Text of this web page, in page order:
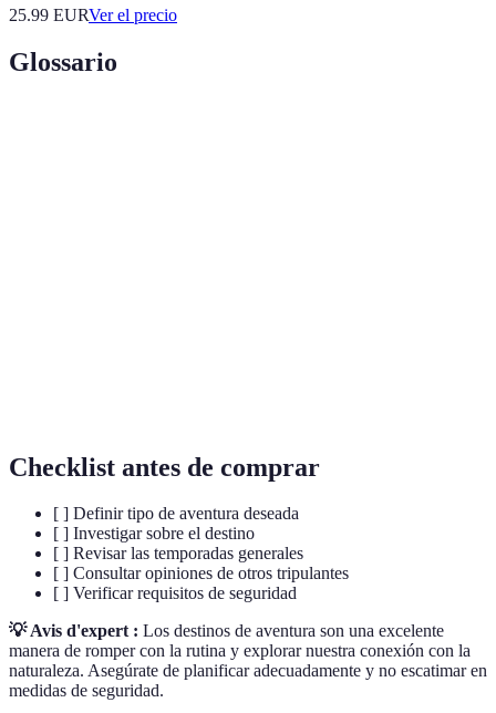
25.99 EURVer el precio
Glossario
Checklist antes de comprar
[ ] Definir tipo de aventura deseada
[ ] Investigar sobre el destino
[ ] Revisar las temporadas generales
[ ] Consultar opiniones de otros tripulantes
[ ] Verificar requisitos de seguridad
💡 Avis d'expert : Los destinos de aventura son una excelente
manera de romper con la rutina y explorar nuestra conexión con la
naturaleza. Asegúrate de planificar adecuadamente y no escatimar en
medidas de seguridad.